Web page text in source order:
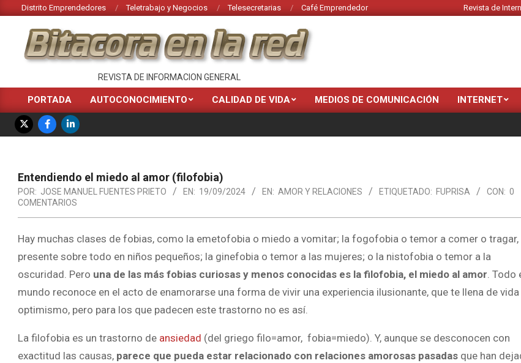
Saltar
contenido
Distrito Emprendedores Teletrabajo y Negocios Telesecretarias Café Emprendedor Revista de
BITACORA
EN
LA
RED
REVISTA DE INFORMACION GENERAL
Menú
de
navegación
PORTADA AUTOCONOCIMIENTO CALIDAD DE VIDA MEDIOS DE COMUNICACIÓN INTERNET
Entendiendo el miedo al amor (filofobia)
POR: JOSE MANUEL FUENTES PRIETO EN: 19/09/2024 EN: AMOR Y RELACIONES ETIQUETADO: FUPRISA CON: 0
COMENTARIOS
Hay muchas clases de fobias, como la emetofobia o miedo a vomitar; la fogofobia o temor a comer o tragar,
presente sobre todo en niños pequeños; la ginefobia o temor a las mujeres; o la nistofobia o temor a la
oscuridad. Pero una de las más fobias curiosas y menos conocidas es la filofobia, el miedo al amor. Todo
mundo reconoce en el acto de enamorarse una forma de vivir una experiencia ilusionante, que te llena de vida
optimismo, pero para los que padecen este trastorno no es así.
La filofobia es un trastorno de ansiedad (del griego filo=amor, fobia=miedo). Y, aunque se desconocen con
exactitud las causas, parece que pueda estar relacionado con relaciones amorosas pasadas que han